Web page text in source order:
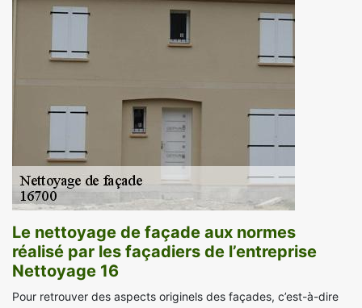
Le nettoyage de façade aux normes
réalisé par les façadiers de l’entreprise
Nettoyage 16
Pour retrouver des aspects originels des façades, c’est-à-dire